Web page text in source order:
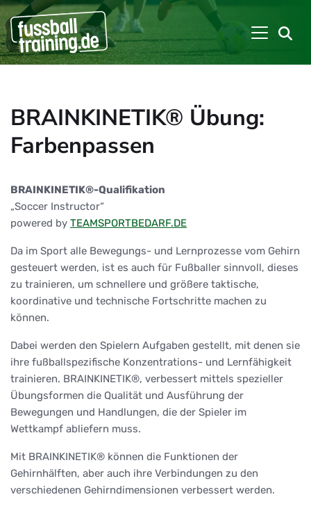
BRAINKINETIK® Übung:
Farbenpassen
BRAINKINETIK®-Qualifikation
„Soccer Instructor“
powered by TEAMSPORTBEDARF.DE
Da im Sport alle Bewegungs- und Lernprozesse vom Gehirn
gesteuert werden, ist es auch für Fußballer sinnvoll, dieses
zu trainieren, um schnellere und größere taktische,
koordinative und technische Fortschritte machen zu
können.
Dabei werden den Spielern Aufgaben gestellt, mit denen sie
ihre fußballspezifische Konzentrations- und Lernfähigkeit
trainieren. BRAINKINETIK®, verbessert mittels spezieller
Übungsformen die Qualität und Ausführung der
Bewegungen und Handlungen, die der Spieler im
Wettkampf abliefern muss.
Mit BRAINKINETIK® können die Funktionen der
Gehirnhälften, aber auch ihre Verbindungen zu den
verschiedenen Gehirndimensionen verbessert werden.